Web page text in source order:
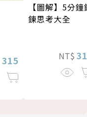
315
【圖解】5分鐘
鍊思考大全
NT$